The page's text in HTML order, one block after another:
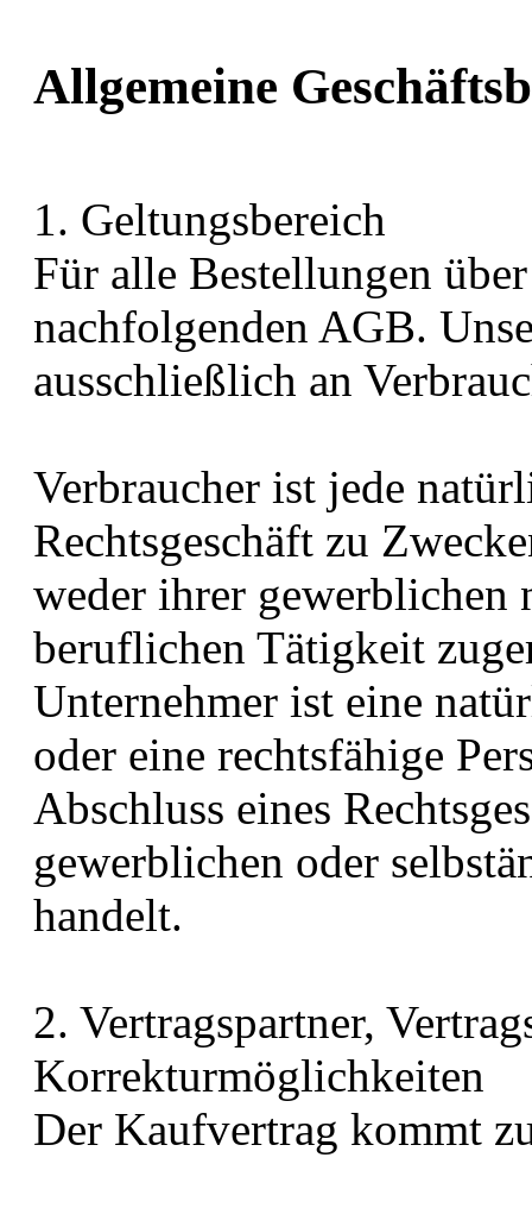
Allgemeine
1. Geltungsbereich
Für alle Bestellungen
nachfolgenden AGB.
ausschließlich an
Verbraucher ist jede
Rechtsgeschäft zu
weder ihrer gewerblichen
beruflichen Tätigkeit
Unternehmer ist eine
oder eine rechtsfähige
Abschluss eines
gewerblichen oder
handelt.
2. Vertragspartner,
Korrekturmöglichkeiten
Der Kaufvertrag kommt